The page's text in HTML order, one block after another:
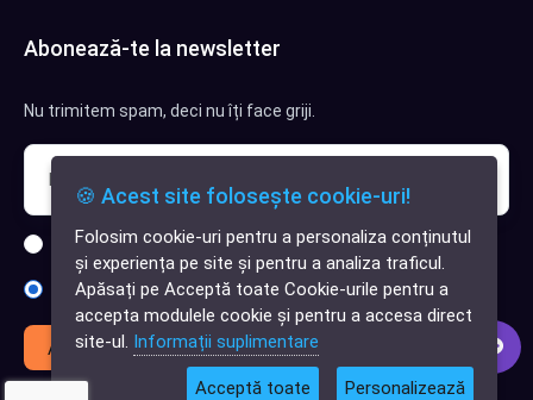
✕
Cauți o aplicație
software?
Abonează-te la newsletter
Nu trimitem spam, deci nu îți face griji.
Sunt interesat de clienți pentru compania mea IT
Sunt interesat de achiziții software
Abonează-te
🍪 Acest site folosește cookie-uri!
Folosim cookie-uri pentru a personaliza conținutul
și experiența pe site și pentru a analiza traficul.
Apăsați pe Acceptă toate Cookie-urile pentru a
accepta modulele cookie și pentru a accesa direct
site-ul. Informații suplimentare
Acceptă toate Personalizează